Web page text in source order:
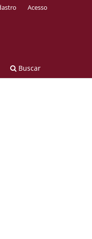
Buscar
Acesso